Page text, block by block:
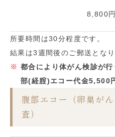
8,800
所要時間は30分程度です。
結果は3週間後のご郵送となり
都合により体がん検診が
部(経腟)エコー代金5,500
腹部エコー（卵巣が
査）